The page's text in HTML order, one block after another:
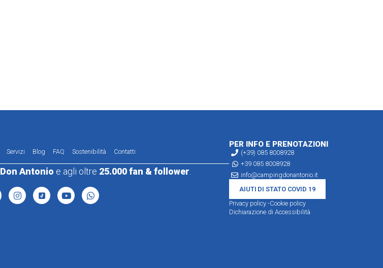
Servizi Blog FAQ Sostenibilità Contatti
Don Antonio e agli oltre 25.000 fan & follower
PER INFO E PRENOTAZIONI
(+39) 085 8008928
+39 085 8008928
info@campingdonantonio.it
AIUTI DI STATO COVID 19
Privacy policy -Cookie policy
Dichiarazione di Accessibilità